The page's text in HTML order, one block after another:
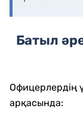
Батыл
Офицерлердің
арқасында: